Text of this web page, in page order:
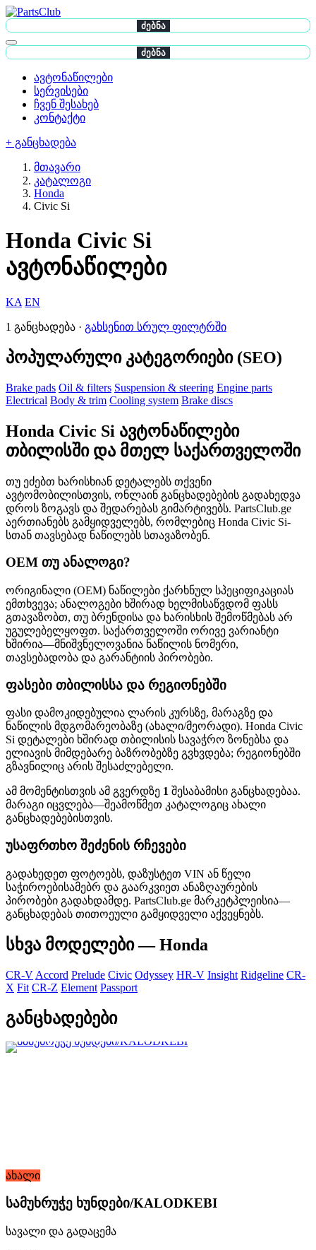
ძებნა
ძებნა
ავტონაწილები
სერვისები
ჩვენ შესახებ
კონტაქტი
+ განცხადება
მთავარი
კატალოგი
Honda
Civic Si
Honda Civic Si
ავტონაწილები
KA EN
1 განცხადება · გახსენით სრულ ფილტრში
პოპულარული კატეგორიები (SEO)
Brake pads Oil & filters Suspension & steering Engine parts
Electrical Body & trim Cooling system Brake discs
Honda Civic Si ავტონაწილები
თბილისში და მთელ საქართველოში
თუ ეძებთ ხარისხიან დეტალებს თქვენი
ავტომობილისთვის, ონლაინ განცხადებების გადახედვა
დროს ზოგავს და შედარებას გიმარტივებს. PartsClub.ge
აერთიანებს გამყიდველებს, რომლებიც Honda Civic Si-
სთან თავსებად ნაწილებს სთავაზობენ.
OEM თუ ანალოგი?
ორიგინალი (OEM) ნაწილები ქარხნულ სპეციფიკაციას
ემთხვევა; ანალოგები ხშირად ხელმისაწვდომ ფასს
გთავაზობთ, თუ ბრენდისა და ხარისხის შემოწმებას არ
უგულებელყოფთ. საქართველოში ორივე ვარიანტი
ხშირია—მნიშვნელოვანია ნაწილის ნომერი,
თავსებადობა და გარანტიის პირობები.
ფასები თბილისსა და რეგიონებში
ფასი დამოკიდებულია ლარის კურსზე, მარაგზე და
ნაწილის მდგომარეობაზე (ახალი/მეორადი). Honda Civic
Si დეტალები ხშირად თბილისის სავაჭრო ზონებსა და
ელიავის მიმდებარე ბაზრობებზე გვხვდება; რეგიონებში
გზავნილიც არის შესაძლებელი.
ამ მომენტისთვის ამ გვერდზე 1 შესაბამისი განცხადებაა.
მარაგი იცვლება—შეამოწმეთ კატალოგიც ახალი
განცხადებებისთვის.
უსაფრთხო შეძენის რჩევები
გადახედეთ ფოტოებს, დაზუსტეთ VIN ან წელი
საჭიროებისამებრ და გაარკვიეთ ანაზღაურების
პირობები გადახდამდე. PartsClub.ge მარკეტპლეისია—
განცხადებას თითოეული გამყიდველი აქვეყნებს.
სხვა მოდელები — Honda
CR-V Accord Prelude Civic Odyssey HR-V Insight Ridgeline CR-
X Fit CR-Z Element Passport
განცხადებები
ახალი
სამუხრუჭე ხუნდები/KALODKEBI
სავალი და გადაცემა